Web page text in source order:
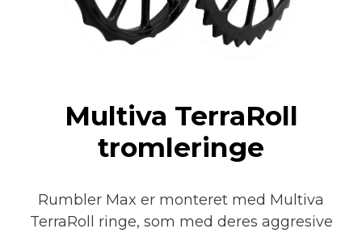
Multiva TerraRoll
tromleringe
Rumbler Max er monteret med Multiva
TerraRoll ringe, som med deres aggresive